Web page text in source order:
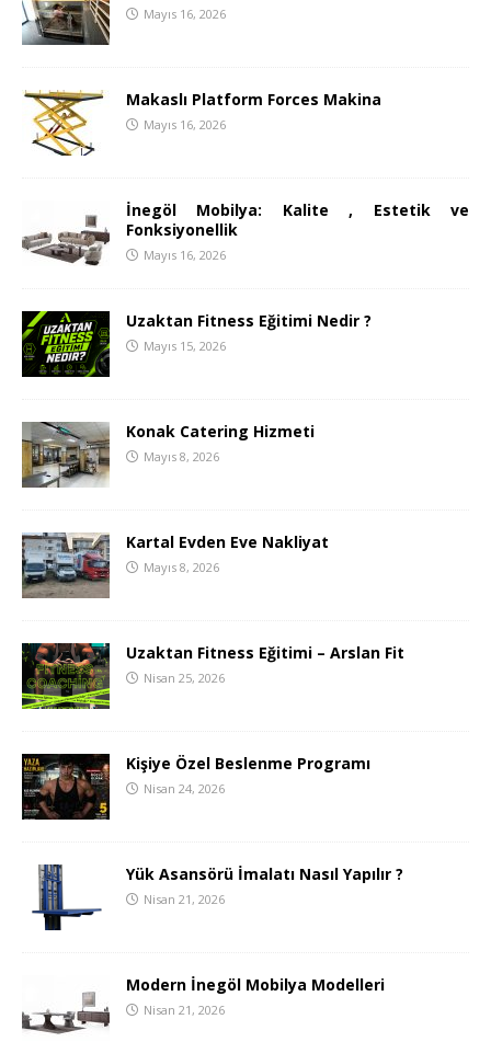
Mayıs 16, 2026
Makaslı Platform Forces Makina
Mayıs 16, 2026
İnegöl Mobilya: Kalite , Estetik ve
Fonksiyonellik
Mayıs 16, 2026
Uzaktan Fitness Eğitimi Nedir ?
Mayıs 15, 2026
Konak Catering Hizmeti
Mayıs 8, 2026
Kartal Evden Eve Nakliyat
Mayıs 8, 2026
Uzaktan Fitness Eğitimi – Arslan Fit
Nisan 25, 2026
Kişiye Özel Beslenme Programı
Nisan 24, 2026
Yük Asansörü İmalatı Nasıl Yapılır ?
Nisan 21, 2026
Modern İnegöl Mobilya Modelleri
Nisan 21, 2026